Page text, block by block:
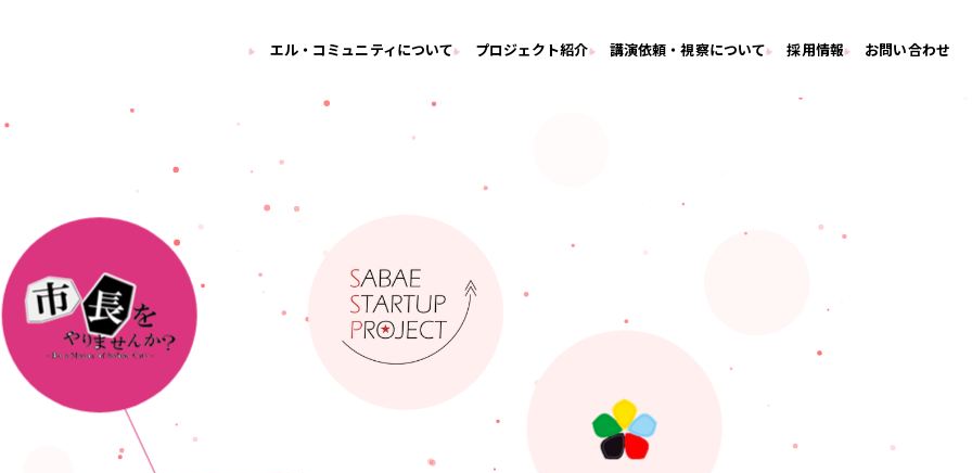
エル・コミュニティについて プロジェクト紹介 講演依頼・視察について 採用情報 お問い合わせ